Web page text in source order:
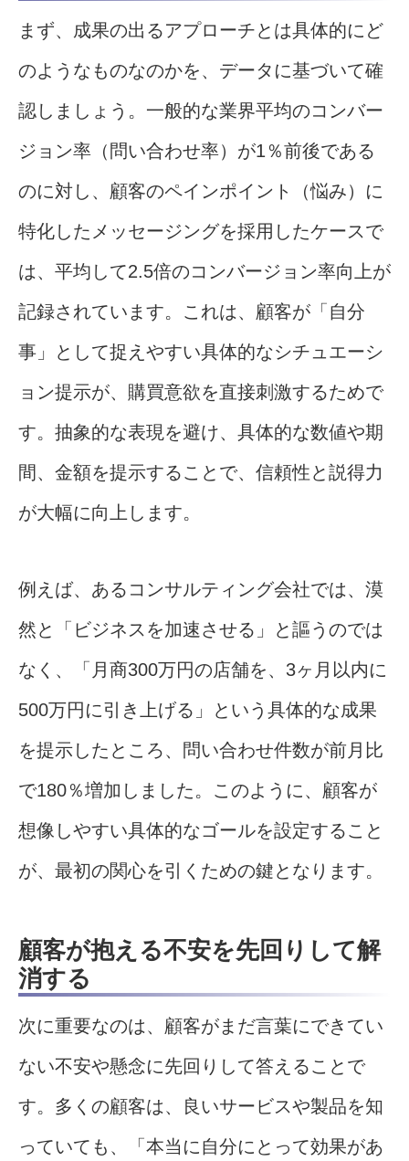
まず、成果の出るアプローチとは具体的にど
のようなものなのかを、データに基づいて確
認しましょう。一般的な業界平均のコンバー
ジョン率（問い合わせ率）が1％前後である
のに対し、顧客のペインポイント（悩み）に
特化したメッセージングを採用したケースで
は、平均して2.5倍のコンバージョン率向上が
記録されています。これは、顧客が「自分
事」として捉えやすい具体的なシチュエーシ
ョン提示が、購買意欲を直接刺激するためで
す。抽象的な表現を避け、具体的な数値や期
間、金額を提示することで、信頼性と説得力
が大幅に向上します。
例えば、あるコンサルティング会社では、漠
然と「ビジネスを加速させる」と謳うのでは
なく、「月商300万円の店舗を、3ヶ月以内に
500万円に引き上げる」という具体的な成果
を提示したところ、問い合わせ件数が前月比
で180％増加しました。このように、顧客が
想像しやすい具体的なゴールを設定すること
が、最初の関心を引くための鍵となります。
顧客が抱える不安を先回りして解
消する
次に重要なのは、顧客がまだ言葉にできてい
ない不安や懸念に先回りして答えることで
す。多くの顧客は、良いサービスや製品を知
っていても、「本当に自分にとって効果があ